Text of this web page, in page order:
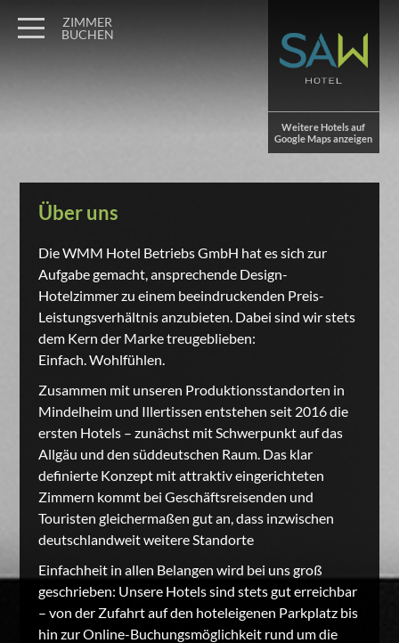
Weitere Hotels auf
Google Maps anzeigen
ZIMMER
BUCHEN
Über uns
Die WMM Hotel Betriebs GmbH hat es sich zur
Aufgabe gemacht, ansprechende Design-
Hotelzimmer zu einem beeindruckenden Preis-
Leistungsverhältnis anzubieten. Dabei sind wir stets
dem Kern der Marke treugeblieben:
Einfach. Wohlfühlen.
Zusammen mit unseren Produktionsstandorten in
Mindelheim und Illertissen entstehen seit 2016 die
ersten Hotels – zunächst mit Schwerpunkt auf das
Allgäu und den süddeutschen Raum. Das klar
definierte Konzept mit attraktiv eingerichteten
Zimmern kommt bei Geschäftsreisenden und
Touristen gleichermaßen gut an, dass inzwischen
deutschlandweit weitere Standorte
Einfachheit in allen Belangen wird bei uns groß
geschrieben: Unsere Hotels sind stets gut erreichbar
– von der Zufahrt auf den hoteleigenen Parkplatz bis
hin zur Online-Buchungsmöglichkeit rund um die